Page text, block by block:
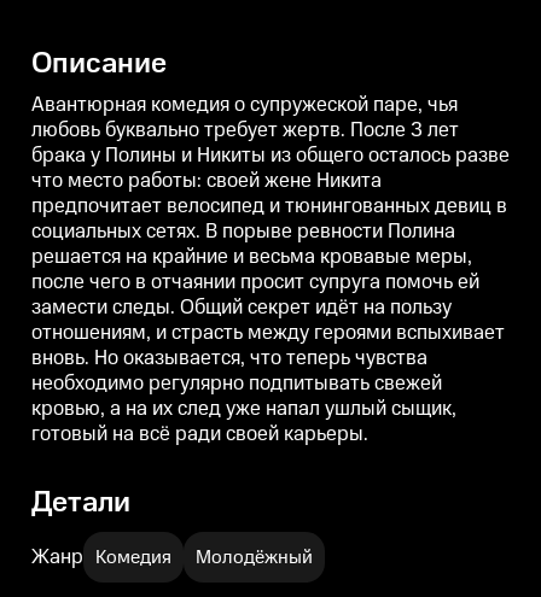
социальных сетях. В порыве
ревности Полина решается на
крайние и весьма кровавые
меры, после чего в отчаянии
просит супруга помочь ей
замести следы. Общий секрет
идёт на пользу отношениям, и
страсть между героями
вспыхивает вновь. Но
оказывается, что теперь чувства
необходимо регулярно
подпитывать свежей кровью, а
на их след уже напал ушлый
сыщик, готовый на всё ради
своей карьеры.
крайние и весьма кровавые
меры, после чего в отчаянии
просит супруга помочь ей
замести следы. Общий секрет
идёт на пользу отношениям, и
страсть между героями
вспыхивает вновь. Но
оказывается, что теперь чувства
необходимо регулярно
подпитывать свежей кровью, а
на их след уже напал ушлый
сыщик, готовый на всё ради
своей карьеры.
Описание
Авантюрная комедия о супружеской паре, чья
любовь буквально требует жертв. После 3 лет
брака у Полины и Никиты из общего осталось разве
что место работы: своей жене Никита
предпочитает велосипед и тюнингованных девиц в
социальных сетях. В порыве ревности Полина
решается на крайние и весьма кровавые меры,
после чего в отчаянии просит супруга помочь ей
замести следы. Общий секрет идёт на пользу
отношениям, и страсть между героями вспыхивает
вновь. Но оказывается, что теперь чувства
необходимо регулярно подпитывать свежей
кровью, а на их след уже напал ушлый сыщик,
готовый на всё ради своей карьеры.
Детали
Жанр Комедия Молодёжный